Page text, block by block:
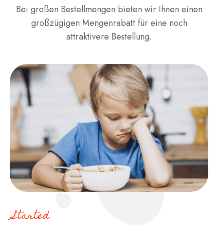
Bei großen Bestellmengen bieten wir Ihnen einen
großzügigen Mengenrabatt für eine noch
attraktivere Bestellung.
Started